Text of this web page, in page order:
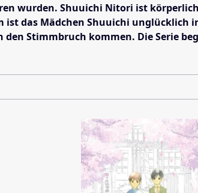
wurden. Shuuichi Nitori ist
das Mädchen Shuuichi
Stimmbruch kommen. Die Serie